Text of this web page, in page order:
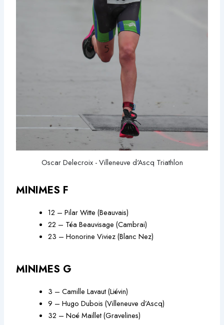
Oscar Delecroix - Villeneuve d'Ascq Triathlon
MINIMES F
12 – Pilar Witte (Beauvais)
22 – Téa Beauvisage (Cambrai)
23 – Honorine Viviez (Blanc Nez)
MINIMES G
3 – Camille Lavaut (Liévin)
9 – Hugo Dubois (Villeneuve d’Ascq)
32 – Noé Maillet (Gravelines)